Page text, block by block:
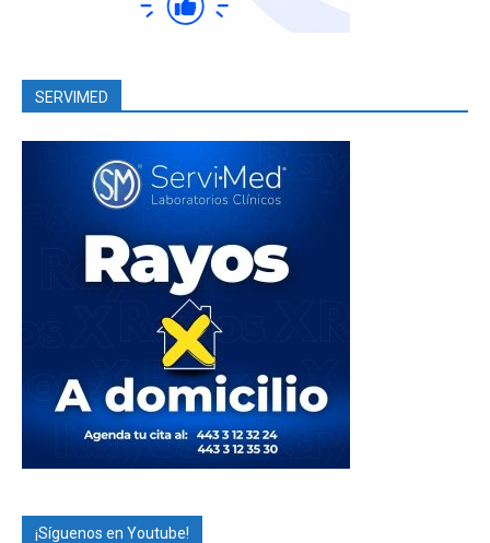
SERVIMED
¡Síguenos en Youtube!